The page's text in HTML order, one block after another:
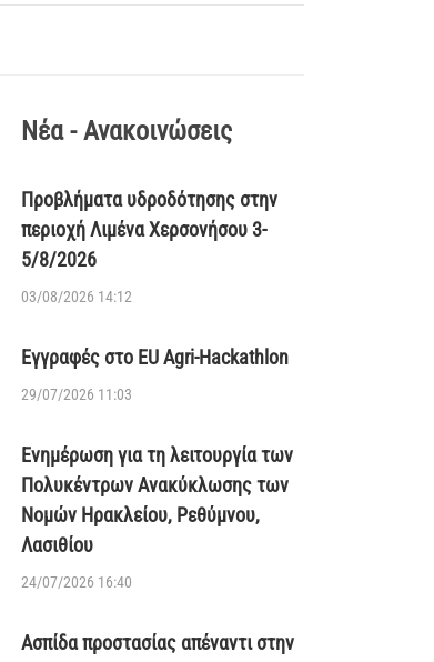
Νέα - Ανακοινώσεις
Προβλήματα υδροδότησης στην
περιοχή Λιμένα Χερσονήσου 3-
5/8/2026
03/08/2026 14:12
Εγγραφές στο EU Agri-Hackathlon
29/07/2026 11:03
Ενημέρωση για τη λειτουργία των
Πολυκέντρων Ανακύκλωσης των
Νομών Ηρακλείου, Ρεθύμνου,
Λασιθίου
24/07/2026 16:40
Ασπίδα προστασίας απέναντι στην